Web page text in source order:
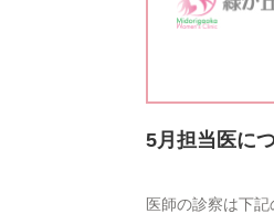
5月担当医に
医師の診察は下記